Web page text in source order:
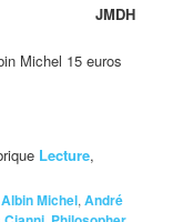
JMDH
Michel 15 euros
Lecture,
Albin Michel,André